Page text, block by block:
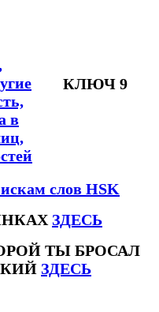
в
КЛЮЧ 9
слов HSK
ЗДЕСЬ
ТЫ БРОСАЛ
ЗДЕСЬ